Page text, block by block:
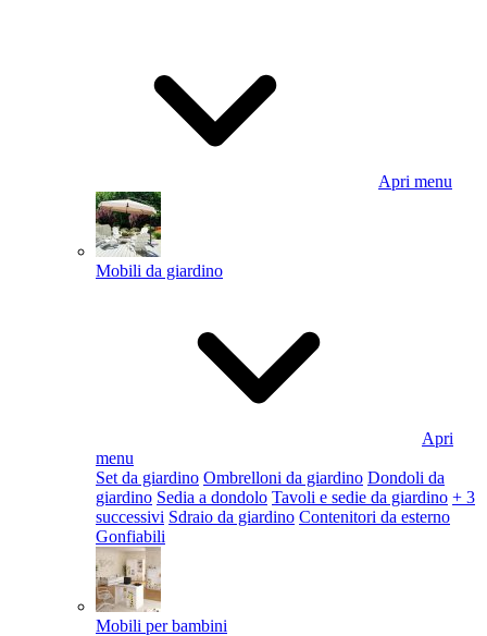
Apri menu
Mobili da giardino
Apri
menu
Set da giardino Ombrelloni da giardino Dondoli da
giardino Sedia a dondolo Tavoli e sedie da giardino + 3
successivi Sdraio da giardino Contenitori da esterno
Gonfiabili
Mobili per bambini